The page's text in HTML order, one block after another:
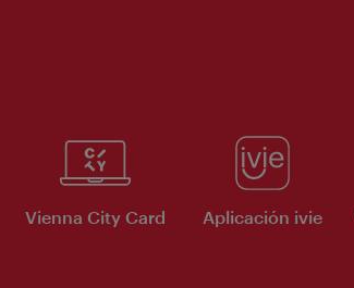
Vienna City Card Aplicación ivie